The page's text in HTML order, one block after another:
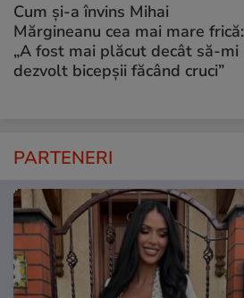
Cum și-a învins Mihai
Mărgineanu cea mai mare frică:
„A fost mai plăcut decât să-mi
dezvolt bicepșii făcând cruci”
PARTENERI